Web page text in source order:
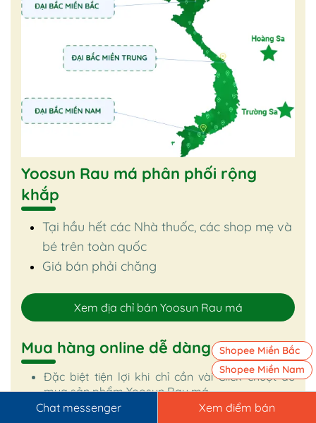
Yoosun Rau má phân phối rộng
khắp
Tại hầu hết các Nhà thuốc, các shop mẹ và
bé trên toàn quốc
Giá bán phải chăng
Xem địa chỉ bán Yoosun Rau má
Mua hàng online dễ dàng
Đặc biệt tiện lợi khi chỉ cần vài Click chuột để
mua sản phẩm Yoosun Rau má
Các sự kiện ưu đãi và trợ giá được thực hiện liên
Chat messenger Xem điểm bán
Shopee Miền Bắc
Shopee Miền Nam